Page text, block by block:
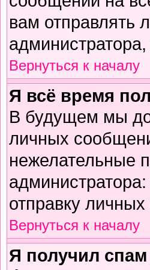
вам отправлять
Вернуться к началу
Я всё время
В будущем мы
личных
нежелательные
отправку
Вернуться к началу
Я получил спам